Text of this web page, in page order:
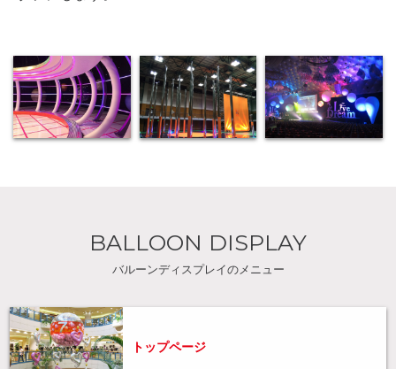
BALLOON DISPLAY
バルーンディスプレイのメニュー
トップページ